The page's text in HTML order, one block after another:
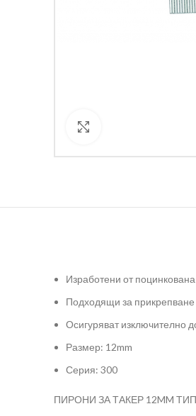
Изработени от
Подходящи за прикрепване
Осигуряват изключително
Размер: 12mm
Серия: 300
ПИРОНИ ЗА ТАКЕР 12MM